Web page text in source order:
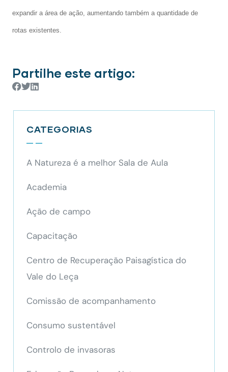
expandir a área de ação, aumentando também a quantidade de
rotas existentes.
Partilhe este artigo:
CATEGORIAS
A Natureza é a melhor Sala de Aula
Academia
Ação de campo
Capacitação
Centro de Recuperação Paisagística do
Vale do Leça
Comissão de acompanhamento
Consumo sustentável
Controlo de invasoras